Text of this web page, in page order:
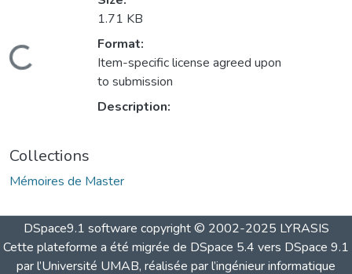
Loading...
1.71 KB
Format:
Item-specific license agreed upon
to submission
Description:
Collections
Mémoires de Master
DSpace9.1 software copyright © 2002-2025 LYRASIS
Cette plateforme a été migrée de DSpace 5.4 vers DSpace 9.1
par l’Université UMAB, réalisée par l’ingénieur informatique